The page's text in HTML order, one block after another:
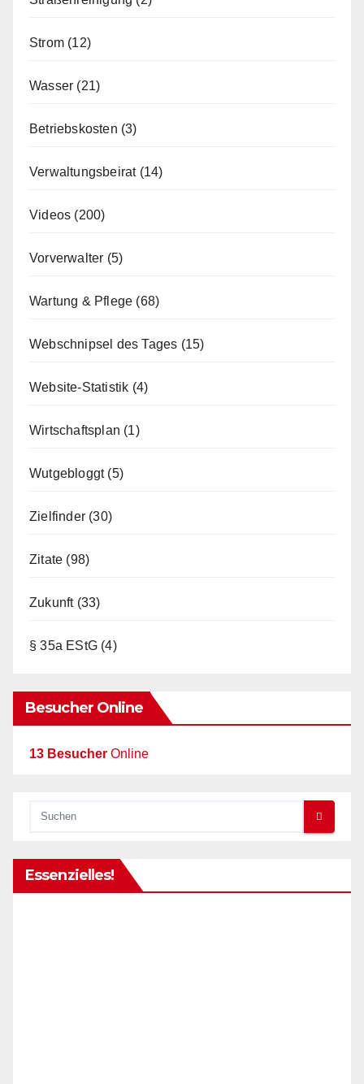
Strom (12)
Wasser (21)
Betriebskosten (3)
Verwaltungsbeirat(14)
Videos (200)
Vorverwalter (5)
Wartung & Pflege (68)
Webschnipsel des Tages (15)
Website-Statistik (4)
Wirtschaftsplan (1)
Wutgebloggt(5)
Zielfinder (30)
Zitate (98)
Zukunft(33)
§ 35a EStG (4)
Besucher Online
13 Besucher Online
Essenzielles!